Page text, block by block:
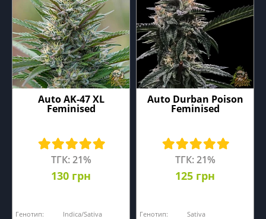
Auto AK-47 XL
Feminised
ТГК: 21%
130 грн
Генотип:
Indica/Sativa
Auto Durban Poison
Feminised
ТГК: 21%
125 грн
Генотип:
Sativa